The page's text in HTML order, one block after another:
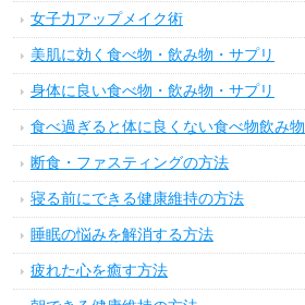
女子力アップメイク術
美肌に効く食べ物・飲み物・サプリ
身体に良い食べ物・飲み物・サプリ
食べ過ぎると体に良くない食べ物飲み物
断食・ファスティングの方法
寝る前にできる健康維持の方法
睡眠の悩みを解消する方法
疲れた心を癒す方法